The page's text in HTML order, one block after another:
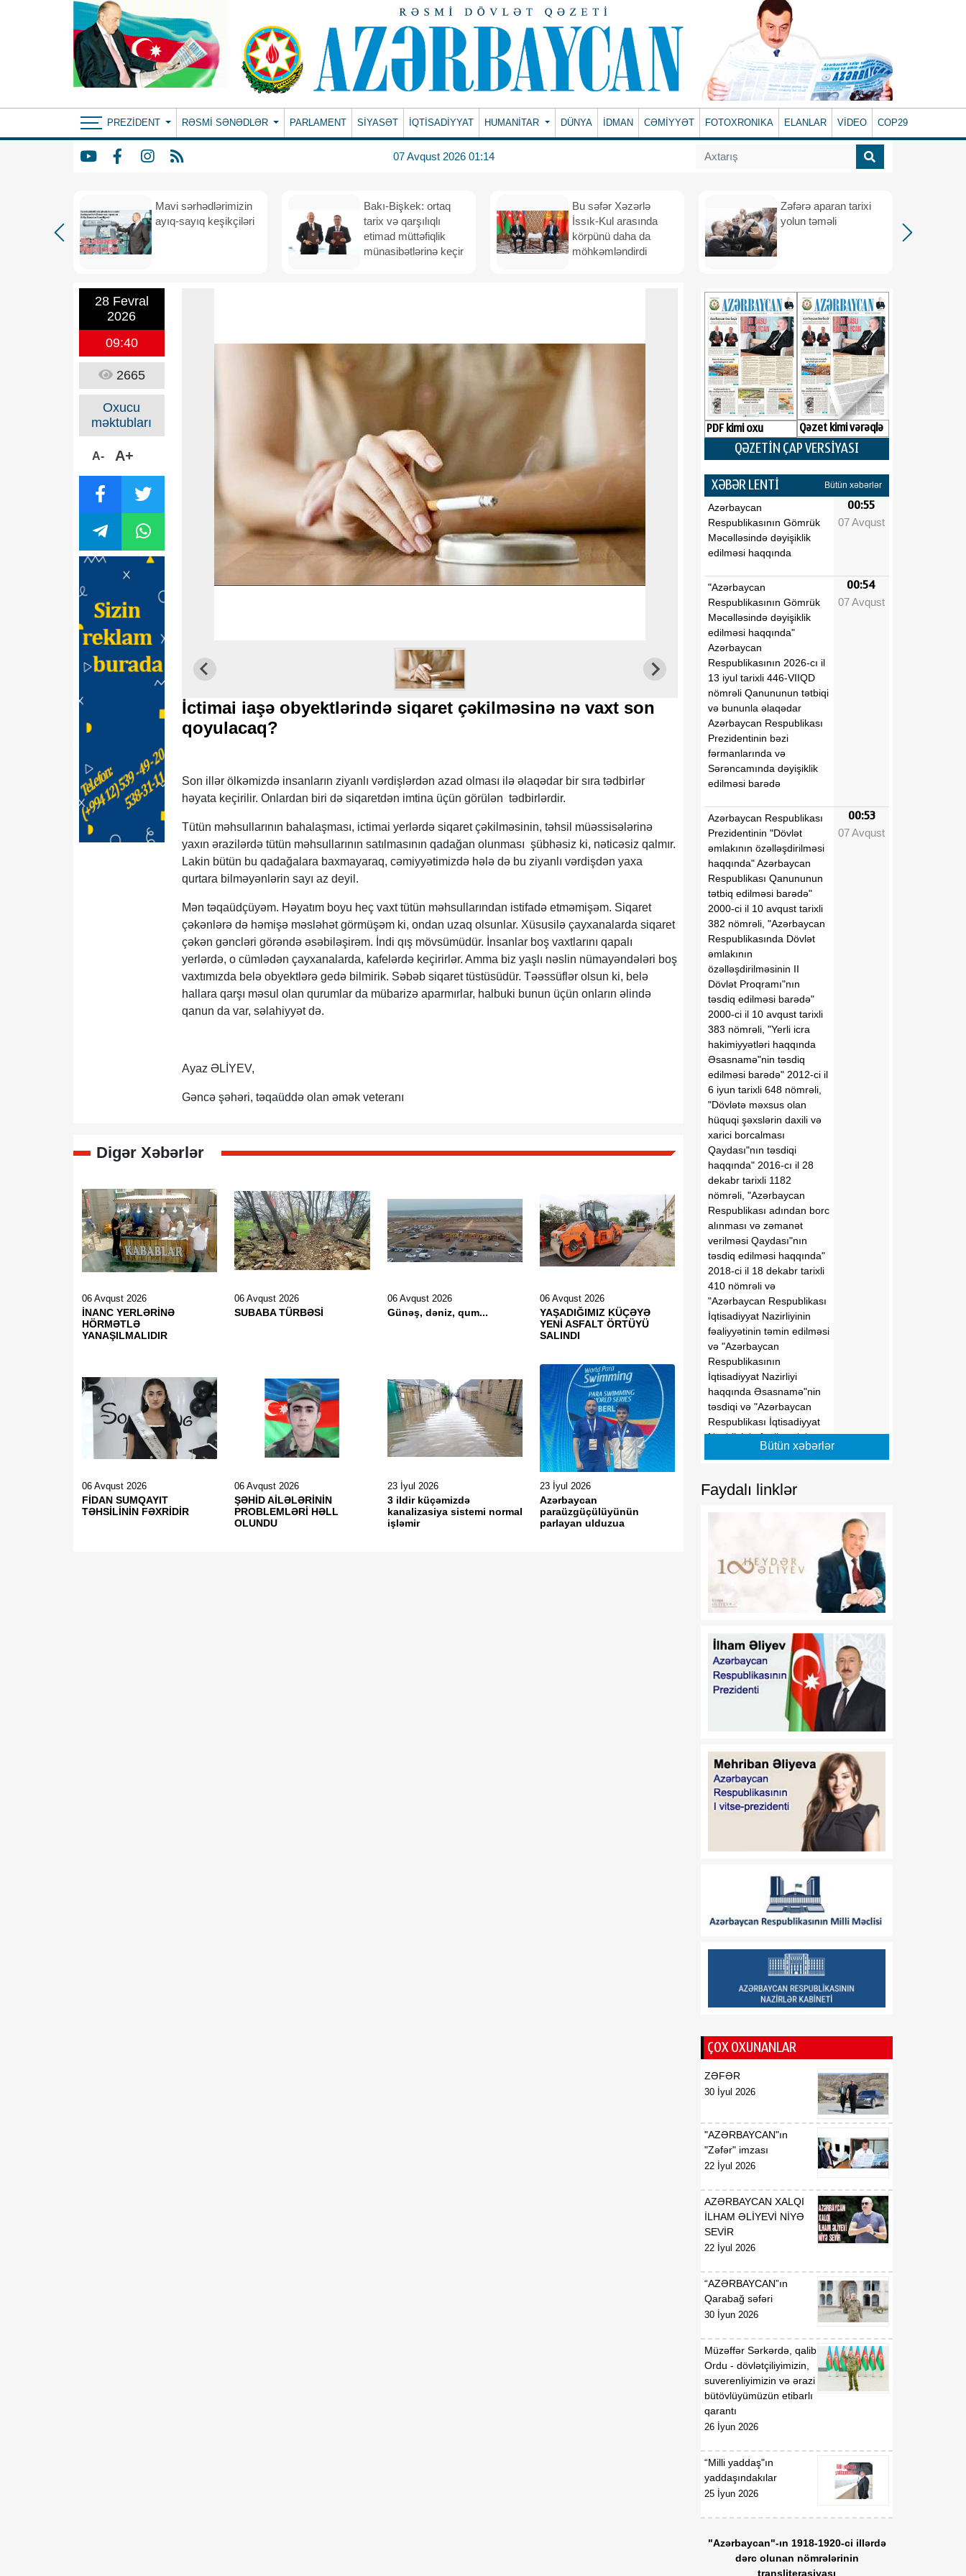
PREZIDENT RƏSMI SƏNƏDLƏR PARLAMENT SİYASƏT İQTİSADİYYAT HUMANITAR DÜNYA İDMAN CƏMİYYƏT FOTOXRONIKA ELANLAR VİDEO COP29
07 Avqust 2026 01:14
Mavi sərhədlərimizin
ayıq-sayıq keşikçiləri
Bakı-Bişkek: ortaq
tarix və qarşılıqlı
etimad müttəfiqlik
münasibətlərinə keçir
Bu səfər Xəzərlə
İssık-Kul arasında
körpünü daha da
möhkəmləndirdi
Zəfərə aparan tarixi
yolun təməli
28 Fevral
2026
09:40
2665
Oxucu
məktubları
A- A+
İctimai iaşə obyektlərində siqaret çəkilməsinə nə vaxt son
qoyulacaq?
Son illər ölkəmizdə insanların ziyanlı vərdişlərdən azad olması ilə əlaqədar bir sıra tədbirlər
həyata keçirilir. Onlardan biri də siqaretdən imtina üçün görülən tədbirlərdir.
Tütün məhsullarının bahalaşması, ictimai yerlərdə siqaret çəkilməsinin, təhsil müəssisələrinə
yaxın ərazilərdə tütün məhsullarının satılmasının qadağan olunması şübhəsiz ki, nəticəsiz qalmır.
Lakin bütün bu qadağalara baxmayaraq, cəmiyyətimizdə hələ də bu ziyanlı vərdişdən yaxa
qurtara bilməyənlərin sayı az deyil.
Mən təqaüdçüyəm. Həyatım boyu heç vaxt tütün məhsullarından istifadə etməmişəm. Siqaret
çəkənlərə də həmişə məsləhət görmüşəm ki, ondan uzaq olsunlar. Xüsusilə çayxanalarda siqaret
çəkən gəncləri görəndə əsəbiləşirəm. İndi qış mövsümüdür. İnsanlar boş vaxtlarını qapalı
yerlərdə, o cümlədən çayxanalarda, kafelərdə keçirirlər. Amma biz yaşlı nəslin nümayəndələri boş
vaxtımızda belə obyektlərə gedə bilmirik. Səbəb siqaret tüstüsüdür. Təəssüflər olsun ki, belə
hallara qarşı məsul olan qurumlar da mübarizə aparmırlar, halbuki bunun üçün onların əlində
qanun da var, səlahiyyət də.
Ayaz ƏLİYEV,
Gəncə şəhəri, təqaüddə olan əmək veteranı
Digər Xəbərlər
06 Avqust 2026
İNANC YERLƏRİNƏ
HÖRMƏTLƏ
YANAŞILMALIDIR
06 Avqust 2026
SUBABA TÜRBƏSİ
06 Avqust 2026
Günəş, dəniz, qum...
06 Avqust 2026
YAŞADIĞIMIZ KÜÇƏYƏ
YENİ ASFALT ÖRTÜYÜ
SALINDI
06 Avqust 2026
FİDAN SUMQAYIT
TƏHSİLİNİN FƏXRİDİR
06 Avqust 2026
ŞƏHİD AİLƏLƏRİNİN
PROBLEMLƏRİ HƏLL
OLUNDU
23 İyul 2026
3 ildir küçəmizdə
kanalizasiya sistemi normal
işləmir
23 İyul 2026
Azərbaycan
paraüzgüçülüyünün
parlayan ulduzua
PDF kimi oxu Qəzet kimi vərəqlə
QƏZETİN ÇAP VERSİYASI
XƏBƏR LENTİ Bütün xəbərlər
Azərbaycan
Respublikasının Gömrük
Məcəlləsində dəyişiklik
edilməsi haqqında
00:55
07 Avqust
"Azərbaycan
Respublikasının Gömrük
Məcəlləsində dəyişiklik
edilməsi haqqında"
Azərbaycan
Respublikasının 2026-cı il
13 iyul tarixli 446-VIIQD
nömrəli Qanununun tətbiqi
və bununla əlaqədar
Azərbaycan Respublikası
Prezidentinin bəzi
fərmanlarında və
Sərəncamında dəyişiklik
edilməsi barədə
00:54
07 Avqust
Azərbaycan Respublikası
Prezidentinin "Dövlət
əmlakının özəlləşdirilməsi
haqqında" Azərbaycan
Respublikası Qanununun
tətbiq edilməsi barədə"
2000-ci il 10 avqust tarixli
382 nömrəli, "Azərbaycan
Respublikasında Dövlət
əmlakının
özəlləşdirilməsinin II
Dövlət Proqramı"nın
təsdiq edilməsi barədə"
2000-ci il 10 avqust tarixli
383 nömrəli, "Yerli icra
hakimiyyətləri haqqında
Əsasnamə"nin təsdiq
edilməsi barədə" 2012-ci il
6 iyun tarixli 648 nömrəli,
"Dövlətə məxsus olan
hüquqi şəxslərin daxili və
xarici borcalması
Qaydası"nın təsdiqi
haqqında" 2016-cı il 28
dekabr tarixli 1182
nömrəli, "Azərbaycan
Respublikası adından borc
alınması və zəmanət
verilməsi Qaydası"nın
təsdiq edilməsi haqqında"
2018-ci il 18 dekabr tarixli
410 nömrəli və
"Azərbaycan Respublikası
İqtisadiyyat Nazirliyinin
fəaliyyətinin təmin edilməsi
və "Azərbaycan
Respublikasının
İqtisadiyyat Nazirliyi
haqqında Əsasnamə"nin
təsdiqi və "Azərbaycan
Respublikası İqtisadiyyat
Nazirliyinin fəaliyyətinin
təmin edilməsi və
İqtisadi İnkişaf Nazirliyinin
fəaliyyətinin
təkmilləşdirilməsi ilə bağlı
Prezidentinin 2006-cı il 28
dekabr tarixli 504 nömrəli
Fərmanında dəyişikliklər
edilməsi barədə"
Prezidentinin 2014-cü il 20
fevral tarixli 111 nömrəli
Fərmanında dəyişiklik
edilməsi haqqında"
Azərbaycan Respublikası
Prezidentinin 2019-cu il 30
dekabr tarixli 911 nömrəli
edilməsi barədə" 2020-ci il
12 may tarixli 1017
nömrəli fərmanlarında
dəyişiklik edilməsi
haqqında
00:53
07 Avqust
B.Ə.Aslanbəylinin "Şöhrət"
00:52
F.N.İsmayılovun
Azərbaycan
yanında daimi
nümayəndəsi təyin
edilməsi haqqında
07 Avqust
Azərbaycan
Respublikasının UNESCO
nümayəndəsi vəzifəsindən
geri çağırılması haqqında
07 Avqust
F.N.İsmayılovun
Azərbaycan
Respublikasının Avropa
nümayəndəsi vəzifəsindən
geri çağırılması haqqında
07 Avqust
Azərbaycan Respublikası
Respublikasının Kosmik
Agentliyi (Azərkosmos)"
publik hüquqi şəxsin
yaradılması haqqında"
1326 nömrəli,
"Azərbaycan Nəqliyyat və
Kommunikasiya Holdinqi
(AZCON)" publik hüquqi
şəxsin Nizamnaməsinin
təsdiqi və bununla
tənzimlənməsi haqqında"
2025-ci il 15 yanvar tarixli
286 nömrəli fərmanlarında
və "Azərbaycan Hava
Yolları" Qapalı Səhmdar
haqqında" 2008-ci il 16
aprel tarixli 2761 nömrəli,
00:48
Bütün xəbərlər
Faydalı linklər
ÇOX OXUNANLAR
ZƏFƏR
30 İyul 2026
"AZƏRBAYCAN"ın
"Zəfər" imzası
22 İyul 2026
AZƏRBAYCAN XALQI
İLHAM ƏLİYEVİ NİYƏ
SEVİR
22 İyul 2026
“AZƏRBAYCAN”ın
Qarabağ səfəri
30 İyun 2026
Müzəffər Sərkərdə, qalib
Ordu - dövlətçiliyimizin,
suverenliyimizin və ərazi
bütövlüyümüzün etibarlı
qarantı
26 İyun 2026
“Milli yaddaş"ın
yaddaşındakılar
25 İyun 2026
"Azərbaycan"-ın 1918-1920-ci illərdə
dərc olunan nömrələrinin
transliterasiyası